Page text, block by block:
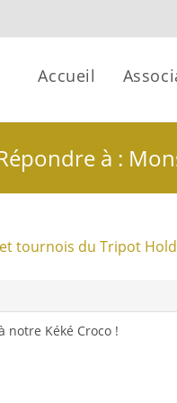
Accueil
à :
tournois du Tripot
notre Kéké Croco !